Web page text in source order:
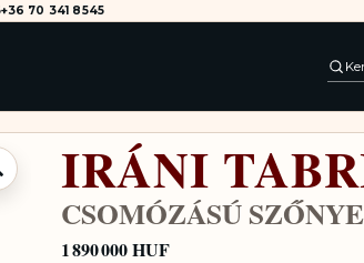
+36 70 341 8545
IRÁNI
CSOMÓZÁSÚ
1 890 000 HUF